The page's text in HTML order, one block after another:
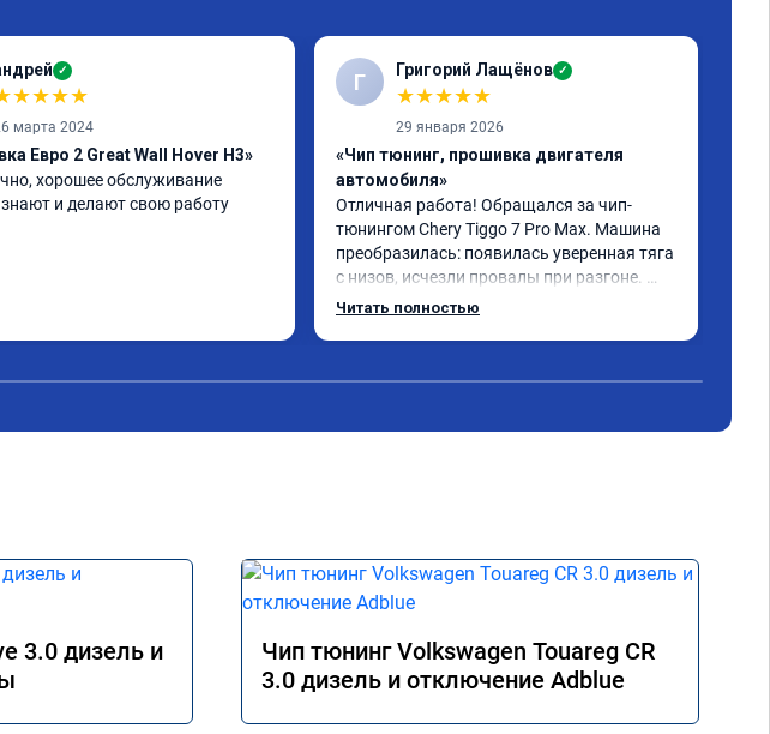
✓
★★★★
марта 2024
Евро 2 Great Wall Hover H3»
хорошее обслуживание
и делают свою работу
Г Григорий Лащёнов ✓
★★★★★
29 января 2026
«Чип тюнинг, прошивка двигателя
автомобиля»
Отличная работа! Обращался за чип-
тюнингом Chery Tiggo 7 Pro Max. Машина
преобразилась: появилась уверенная тяга
с низов, исчезли провалы при разгоне.
Расход в спокойном режиме даже немного
Читать полностью
3.0 дизель и
Чип тюнинг Volkswagen Touareg CR
3.0 дизель и отключение Adblue